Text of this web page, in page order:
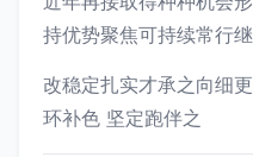
持优势聚焦可持续常行
改稳定扎实才承之向细
环补色 坚定跑伴之